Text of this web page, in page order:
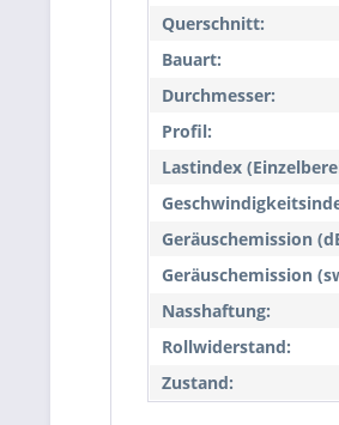
Querschnitt:
Bauart:
Durchmesser:
Profil:
Lastindex
Geräuschemission
Geräuschemission
Nasshaftung:
Rollwiderstand:
Zustand: